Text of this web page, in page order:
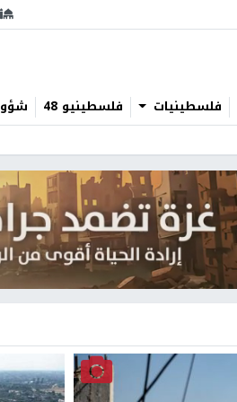
فلسطينيات فلسطينيو 48